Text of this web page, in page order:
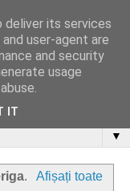
▼
.
Afișați toate
deliver its services
user-agent are
and security
usage
IT